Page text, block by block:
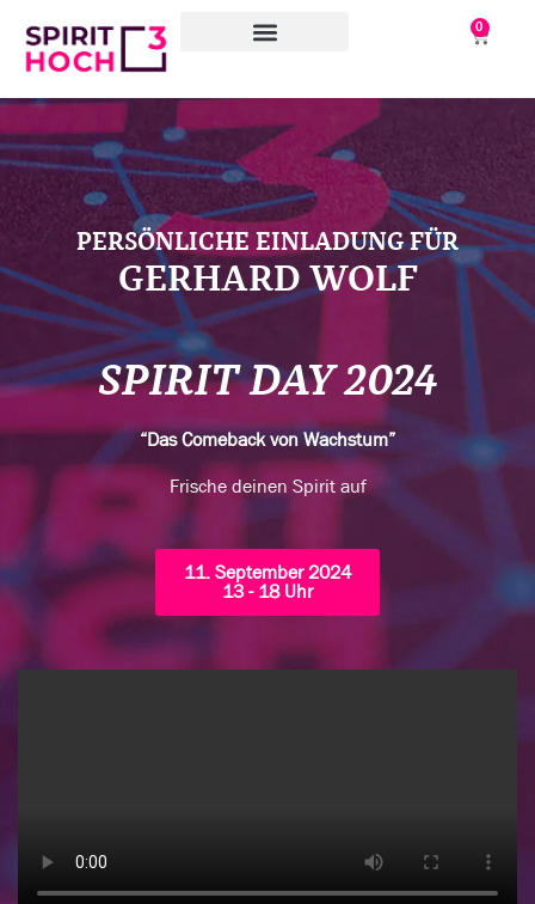
0
PERSÖNLICHE EINLADUNG FÜR
GERHARD WOLF
SPIRIT DAY 2024
“Das Comeback von Wachstum”
Frische deinen Spirit auf
11. September 2024
13 - 18 Uhr